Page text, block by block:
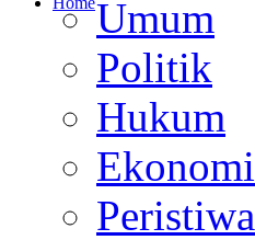
Umum
Politik
Hukum
Ekonomi
Peristiwa